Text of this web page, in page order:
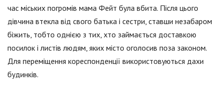
час міських погромів мама Фейт була вбита. Після цього
дівчина втекла від свого батька і сестри, ставши незабаром
біжить, тобто однією з тих, хто займається доставкою
посилок і листів людям, яких місто оголосив поза законом.
Для переміщення кореспонденції використовуються дахи
будинків.